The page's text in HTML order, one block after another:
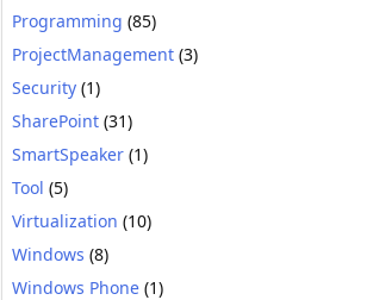
Programming (85)
ProjectManagement (3)
Security (1)
SharePoint (31)
SmartSpeaker (1)
Tool (5)
Virtualization (10)
Windows (8)
Windows Phone (1)